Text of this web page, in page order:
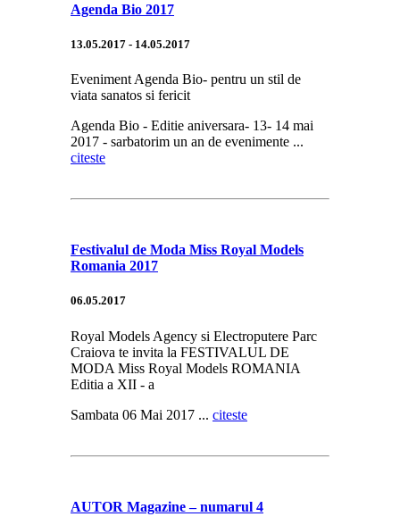
Agenda Bio 2017
13.05.2017 - 14.05.2017
Eveniment Agenda Bio- pentru un stil de
viata sanatos si fericit
Agenda Bio - Editie aniversara- 13- 14 mai
2017 - sarbatorim un an de evenimente ...
citeste
Festivalul de Moda Miss Royal Models
Romania 2017
06.05.2017
Royal Models Agency si Electroputere Parc
Craiova te invita la FESTIVALUL DE
MODA Miss Royal Models ROMANIA
Editia a XII - a
Sambata 06 Mai 2017 ... citeste
AUTOR Magazine – numarul 4